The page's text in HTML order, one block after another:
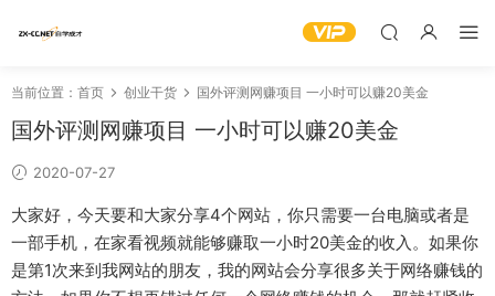
当前位置： 首页 创业干货 国外评测网赚项目 一小时可以赚20美金
国外评测网赚项目 一小时可以赚20美金
2020-07-27
大家好，今天要和大家分享4个网站，你只需要一台电脑或者是
一部手机，在家看视频就能够赚取一小时20美金的收入。如果你
是第1次来到我网站的朋友，我的网站会分享很多关于网络赚钱的